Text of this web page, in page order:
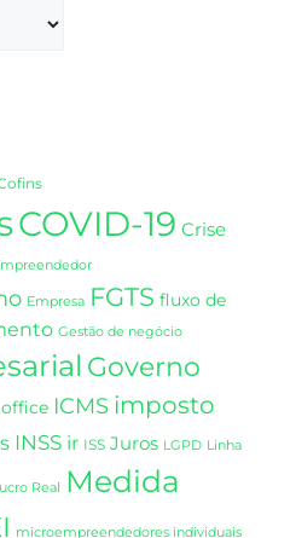
COVID-19 Crise
Empresa FGTS fluxo de
Gestão de negócio
Governo
ICMS imposto
INSS ir ISS Juros LGPD Linha
Real
Medida
microempreendedores individuais